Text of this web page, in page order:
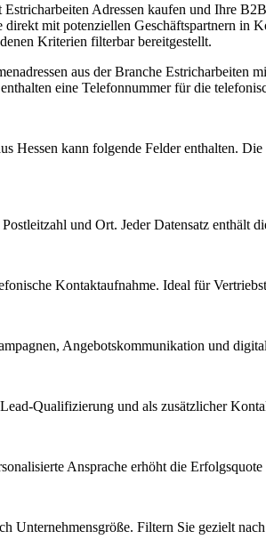
Adressen kaufen und Ihre
mit potenziellen Geschäftspartnern in
Kriterien filterbar bereitgestellt.
aus der Branche Estricharbeiten
eine Telefonnummer für die
Hessen kann folgende Felder enthalten.
und Ort. Jeder Datensatz
Kontaktaufnahme. Ideal für
Angebotskommunikation und
Qualifizierung und als zusätzlicher
Ansprache erhöht die
Unternehmensgröße. Filtern Sie gezielt